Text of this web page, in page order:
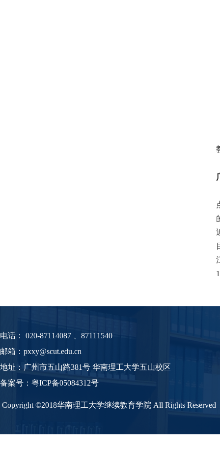
电话： 020-87114087 、87111540
邮箱：pxxy@scut.edu.cn
地址：广州市五山路381号 华南理工大学五山校区
备案号： 粤ICP备05084312号
Copyright ©2018华南理工大学继续教育学院 All Rights Reserved